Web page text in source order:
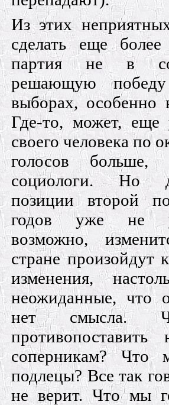
Из этих
сделать еще
партия не в
решающую
выборах, особенно
Где-то, может, еще
своего человека по
голосов больше,
социологи. Но
позиции второй
годов уже не
возможно,
стране произойдут
изменения,
неожиданные, что
нет смысла.
соперникам?
подлецы? Все так
не верит. Что мы